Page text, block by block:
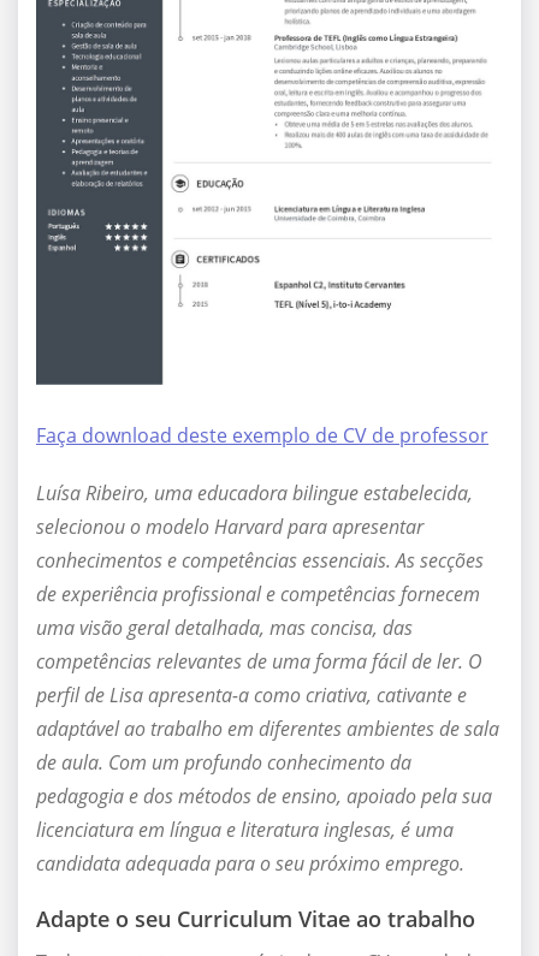
Faça download deste exemplo de CV de professor
Luísa Ribeiro, uma educadora bilingue estabelecida,
selecionou o modelo Harvard para apresentar
conhecimentos e competências essenciais. As secções
de experiência profissional e competências fornecem
uma visão geral detalhada, mas concisa, das
competências relevantes de uma forma fácil de ler. O
perfil de Lisa apresenta-a como criativa, cativante e
adaptável ao trabalho em diferentes ambientes de sala
de aula. Com um profundo conhecimento da
pedagogia e dos métodos de ensino, apoiado pela sua
licenciatura em língua e literatura inglesas, é uma
candidata adequada para o seu próximo emprego.
Adapte o seu Curriculum Vitae ao trabalho